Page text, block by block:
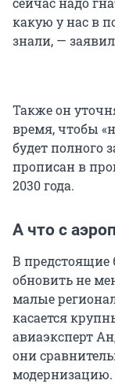
какую у нас в
знали, —
Также он
время, чтобы
будет полного
прописан в
2030 года.
А что с
В предстоящие
обновить не
малые
касается
авиаэксперт
они